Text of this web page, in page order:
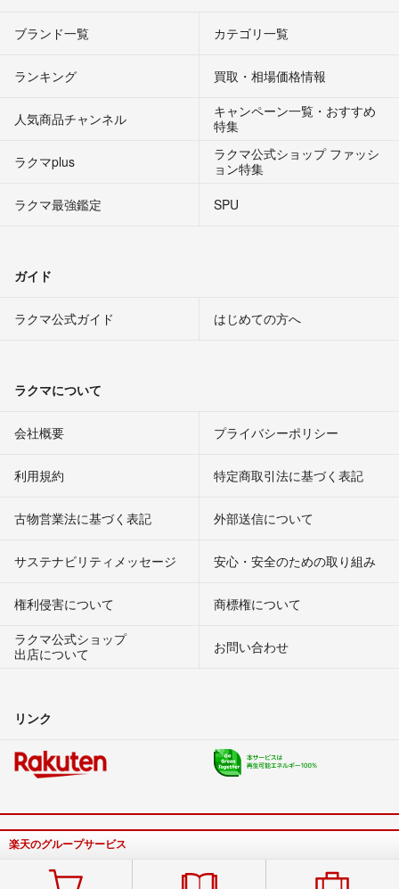
ブランド一覧 カテゴリ一覧
ランキング 買取・相場価格情報
人気商品チャンネル
キャンペーン一覧・おすすめ
特集
ラクマplus
ラクマ公式ショップ ファッシ
ョン特集
ラクマ最強鑑定
SPU
ガイド
ラクマ公式ガイド はじめての方へ
ラクマについて
会社概要 プライバシーポリシー
利用規約 特定商取引法に基づく表記
古物営業法に基づく表記 外部送信について
サステナビリティメッセージ 安心・安全のための取り組み
権利侵害について
商標権について
ラクマ公式ショップ
出店について
お問い合わせ
リンク
楽天のグループサービス